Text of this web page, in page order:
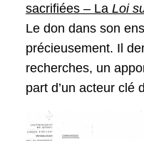
sacrifiées – La Loi
Le don dans son
précieusement. Il
recherches, un
part d’un acteur clé